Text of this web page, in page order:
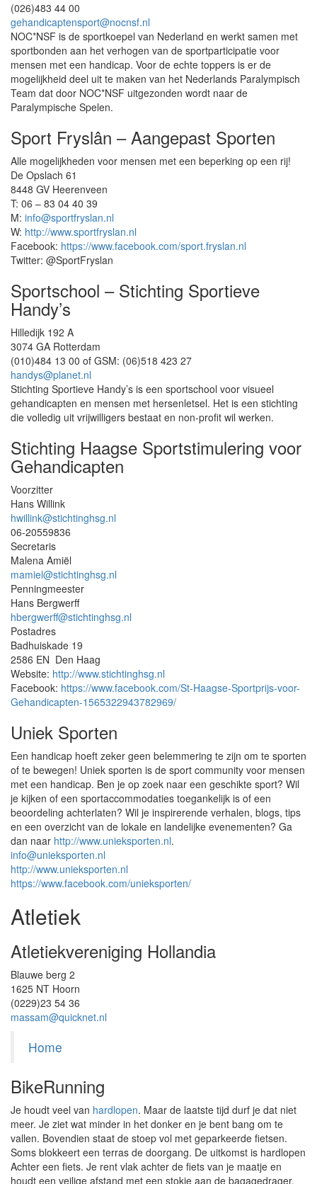
(026)483 44 00
gehandicaptensport@nocnsf.nl
NOC*NSF is de sportkoepel van Nederland en werkt samen met
sportbonden aan het verhogen van de sportparticipatie voor
mensen met een handicap. Voor de echte toppers is er de
mogelijkheid deel uit te maken van het Nederlands Paralympisch
Team dat door NOC*NSF uitgezonden wordt naar de
Paralympische Spelen.
Sport Fryslân – Aangepast Sporten
Alle mogelijkheden voor mensen met een beperking op een rij!
De Opslach 61
8448 GV Heerenveen
T: 06 – 83 04 40 39
M: info@sportfryslan.nl
W: http://www.sportfryslan.nl
Facebook: https://www.facebook.com/sport.fryslan.nl
Twitter: @SportFryslan
Sportschool – Stichting Sportieve
Handy’s
Hilledijk 192 A
3074 GA Rotterdam
(010)484 13 00 of GSM: (06)518 423 27
handys@planet.nl
Stichting Sportieve Handy’s is een sportschool voor visueel
gehandicapten en mensen met hersenletsel. Het is een stichting
die volledig uit vrijwilligers bestaat en non-profit wil werken.
Stichting Haagse Sportstimulering voor
Gehandicapten
Voorzitter
Hans Willink
hwillink@stichtinghsg.nl
06-20559836
Secretaris
Malena Amiël
mamiel@stichtinghsg.nl
Penningmeester
Hans Bergwerff
hbergwerff@stichtinghsg.nl
Postadres
Badhuiskade 19
2586 EN Den Haag
Website: http://www.stichtinghsg.nl
Facebook: https://www.facebook.com/St-Haagse-Sportprijs-voor-
Gehandicapten-1565322943782969/
Uniek Sporten
Een handicap hoeft zeker geen belemmering te zijn om te sporten
of te bewegen! Uniek sporten is de sport community voor mensen
met een handicap. Ben je op zoek naar een geschikte sport? Wil
je kijken of een sportaccommodaties toegankelijk is of een
beoordeling achterlaten? Wil je inspirerende verhalen, blogs, tips
en een overzicht van de lokale en landelijke evenementen? Ga
dan naar http://www.unieksporten.nl.
info@unieksporten.nl
http://www.unieksporten.nl
https://www.facebook.com/unieksporten/
Atletiek
Atletiekvereniging Hollandia
Blauwe berg 2
1625 NT Hoorn
(0229)23 54 36
massam@quicknet.nl
Home
BikeRunning
Je houdt veel van hardlopen. Maar de laatste tijd durf je dat niet
meer. Je ziet wat minder in het donker en je bent bang om te
vallen. Bovendien staat de stoep vol met geparkeerde fietsen.
Soms blokkeert een terras de doorgang. De uitkomst is hardlopen
Achter een fiets. Je rent vlak achter de fiets van je maatje en
houdt een veilige afstand met een stokje aan de bagagedrager.